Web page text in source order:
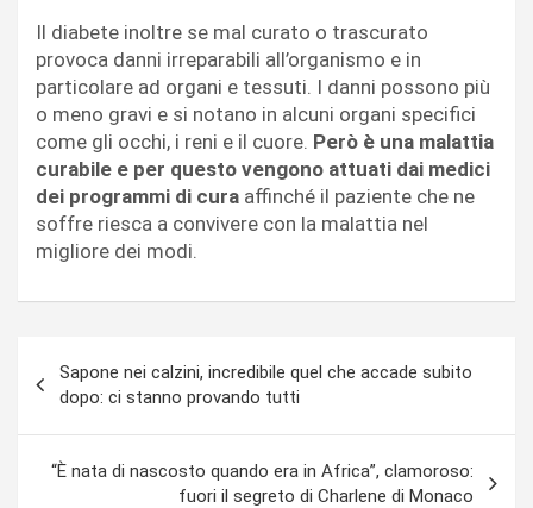
Il diabete inoltre se mal curato o trascurato
provoca danni irreparabili all’organismo e in
particolare ad organi e tessuti. I danni possono più
o meno gravi e si notano in alcuni organi specifici
come gli occhi, i reni e il cuore. Però è una malattia
curabile e per questo vengono attuati dai medici
dei programmi di cura affinché il paziente che ne
soffre riesca a convivere con la malattia nel
migliore dei modi.
articoli
Sapone nei calzini, incredibile quel che accade subito
dopo: ci stanno provando tutti
“È nata di nascosto quando era in Africa”, clamoroso:
fuori il segreto di Charlene di Monaco